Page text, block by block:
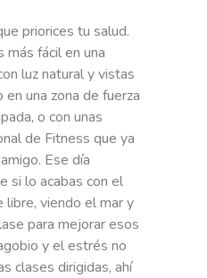
priorices tu salud.
más fácil en una
luz natural y vistas
una zona de fuerza
o con unas
de Fitness que ya
Ese día
si lo acabas con el
libre, viendo el mar y
para mejorar esos
y el estrés no
clases dirigidas, ahí